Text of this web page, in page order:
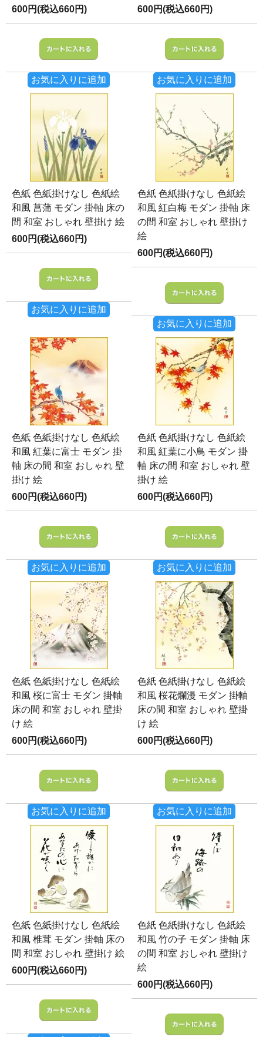
600円(税込660円)
お気に入りに追加
600円(税込660円)
お気に入りに追加
色紙 色紙掛けなし 色紙絵
和風 菖蒲 モダン 掛軸 床の
間 和室 おしゃれ 壁掛け 絵
600円(税込660円)
お気に入りに追加
色紙 色紙掛けなし 色紙絵
和風 紅白梅 モダン 掛軸 床
の間 和室 おしゃれ 壁掛け
絵
600円(税込660円)
お気に入りに追加
色紙 色紙掛けなし 色紙絵
和風 紅葉に富士 モダン 掛
軸 床の間 和室 おしゃれ 壁
掛け 絵
600円(税込660円)
お気に入りに追加
色紙 色紙掛けなし 色紙絵
和風 紅葉に小鳥 モダン 掛
軸 床の間 和室 おしゃれ 壁
掛け 絵
600円(税込660円)
お気に入りに追加
色紙 色紙掛けなし 色紙絵
和風 桜に富士 モダン 掛軸
床の間 和室 おしゃれ 壁掛
け 絵
600円(税込660円)
お気に入りに追加
色紙 色紙掛けなし 色紙絵
和風 桜花爛漫 モダン 掛軸
床の間 和室 おしゃれ 壁掛
け 絵
600円(税込660円)
お気に入りに追加
色紙 色紙掛けなし 色紙絵
和風 椎茸 モダン 掛軸 床の
間 和室 おしゃれ 壁掛け 絵
600円(税込660円)
色紙 色紙掛けなし 色紙絵
和風 竹の子 モダン 掛軸 床
の間 和室 おしゃれ 壁掛け
絵
600円(税込660円)